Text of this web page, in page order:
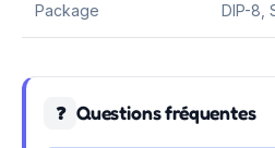
Package DIP-8,
❓ Questions fréquentes